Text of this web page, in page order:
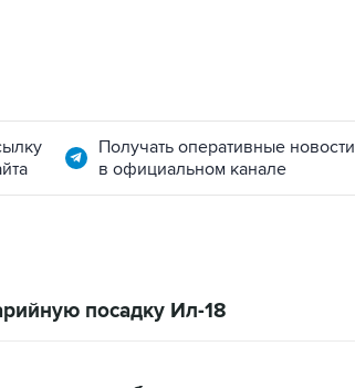
Получать оперативные новости
в официальном канале
посадку Ил-18